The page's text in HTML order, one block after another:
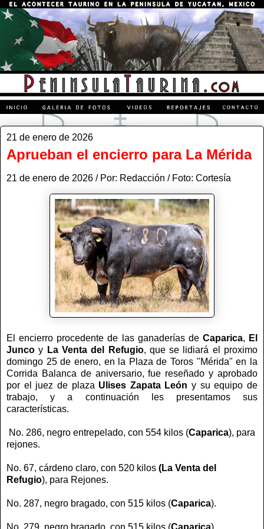
21 de enero de 2026
Aprueban el encierro para La Mérida
21 de enero de 2026 / Por: Redacción / Foto: Cortesía
El encierro procedente de las ganaderías de Caparica, El
Junco y La Venta del Refugio, que se lidiará el proximo
domingo 25 de enero, en la Plaza de Toros "Mérida" en la
Corrida Balanca de aniversario, fue reseñado y aprobado
por el juez de plaza Ulises Zapata León y su equipo de
trabajo, y a continuación les presentamos sus
características.
No. 286, negro entrepelado, con 554 kilos (Caparica), para
rejones.
No. 67, cárdeno claro, con 520 kilos (La Venta del
Refugio), para Rejones.
No. 287, negro bragado, con 515 kilos (Caparica).
No. 279, negro bragado, con 515 kilos (Caparica).